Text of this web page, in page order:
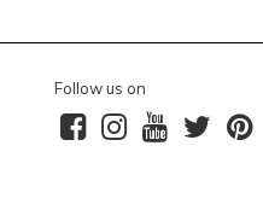
Follow us on